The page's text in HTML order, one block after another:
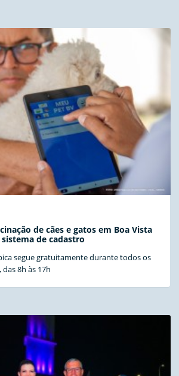
de cães e gatos em Boa Vista
de cadastro
segue gratuitamente durante todos os
8h às 17h